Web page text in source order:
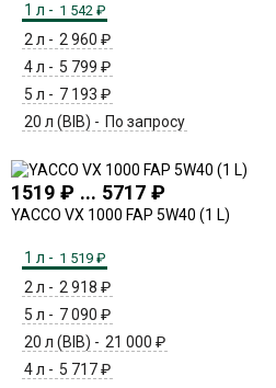
1 л - 1 542 ₽
2 л - 2 960 ₽
4 л - 5 799 ₽
5 л - 7 193 ₽
20 л (BIB) - По запросу
1519 ₽ ... 5717 ₽
YACCO VX 1000 FAP 5W40 (1 L)
1 л - 1 519 ₽
2 л - 2 918 ₽
5 л - 7 090 ₽
20 л (BIB) - 21 000 ₽
4 л - 5 717 ₽